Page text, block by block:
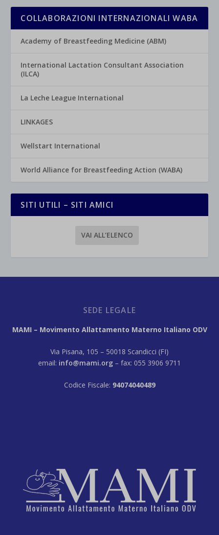
COLLABORAZIONI INTERNAZIONALI WABA
Academy of Breastfeeding Medicine (ABM)
International Lactation Consultant Association
(ILCA)
La Leche League International
LINKAGES
Wellstart International
World Alliance for Breastfeeding Action (WABA)
SITI UTILI – SITI AMICI
VAI ALL’ELENCO
SEDE LEGALE
MAMI – Movimento Allattamento Materno Italiano ODV
Via Pisana, 105 – 50018 Scandicci (FI)
email: info@mami.org – fax: 055 3906 9711
Codice Fiscale: 94074040489